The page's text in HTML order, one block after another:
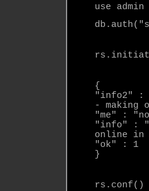
use admin
{
"info2" :
- making
"me" :
"info" :
online in
"ok" : 1
}
rs.conf()